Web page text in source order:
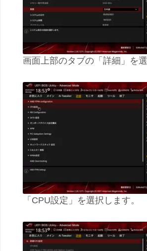
画面上部のタブの「詳細」を選
「CPU設定」を選択します。